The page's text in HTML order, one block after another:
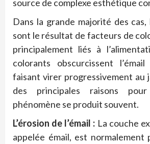
source de complexe esthétique
Dans la grande majorité des
sont le résultat de facteurs de
principalement liés à
colorants obscurcissent
faisant virer progressivement au
des principales raisons
phénomène se produit souvent.
L’érosion de l’émail : La couche
appelée émail, est normalement